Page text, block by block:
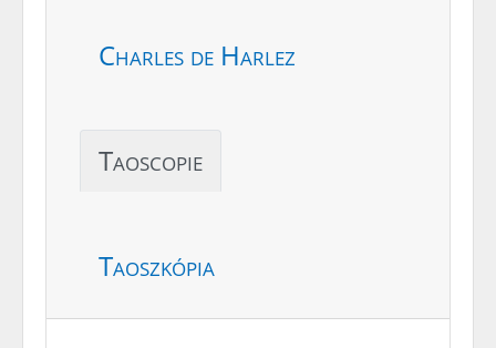
Charles de Harlez
Taoscopie
Taoszkópia